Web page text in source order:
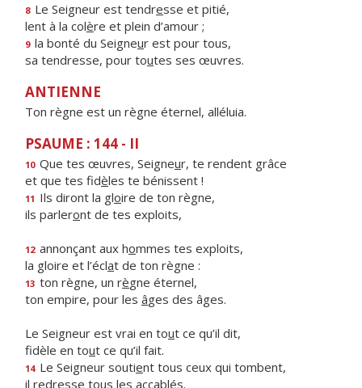
8 Le Seigneur est tendresse et pitié,
lent à la colère et plein d’amour ;
9 la bonté du Seigneur est pour tous,
sa tendresse, pour toutes ses œuvres.
ANTIENNE
Ton règne est un règne éternel, alléluia.
PSAUME : 144 - II
10 Que tes œuvres, Seigneur, te rendent grâce
et que tes fidèles te bénissent !
11 Ils diront la gloire de ton règne,
ils parleront de tes exploits,
12 annonçant aux hommes tes exploits,
la gloire et l’éclat de ton règne :
13 ton règne, un règne éternel,
ton empire, pour les âges des âges.
Le Seigneur est vrai en tout ce qu’il dit,
fidèle en tout ce qu’il fait.
14 Le Seigneur soutient tous ceux qui tombent,
il redresse tous les accablés.